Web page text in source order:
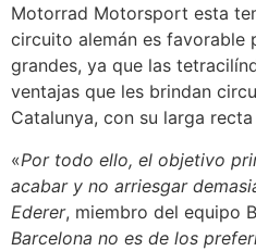
Motorrad Motorsport esta
circuito alemán es favorable
grandes, ya que las
ventajas que les brindan
Catalunya, con su larga
«Por todo ello, el objetivo
acabar y no arriesgar
Ederer, miembro del equipo
Barcelona no es de los